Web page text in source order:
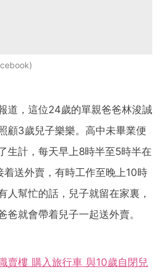
道，這位24歲的單親爸爸林浚誠
顧3歲兒子樂樂。高中未畢業便
生計，每天早上8時半至5時半在
送外賣，有時工作至晚上10時
人幫忙的話，兒子就留在家裏，
爸就會帶着兒子一起送外賣。
賣樓 購入旅行車 與10歲自閉兒